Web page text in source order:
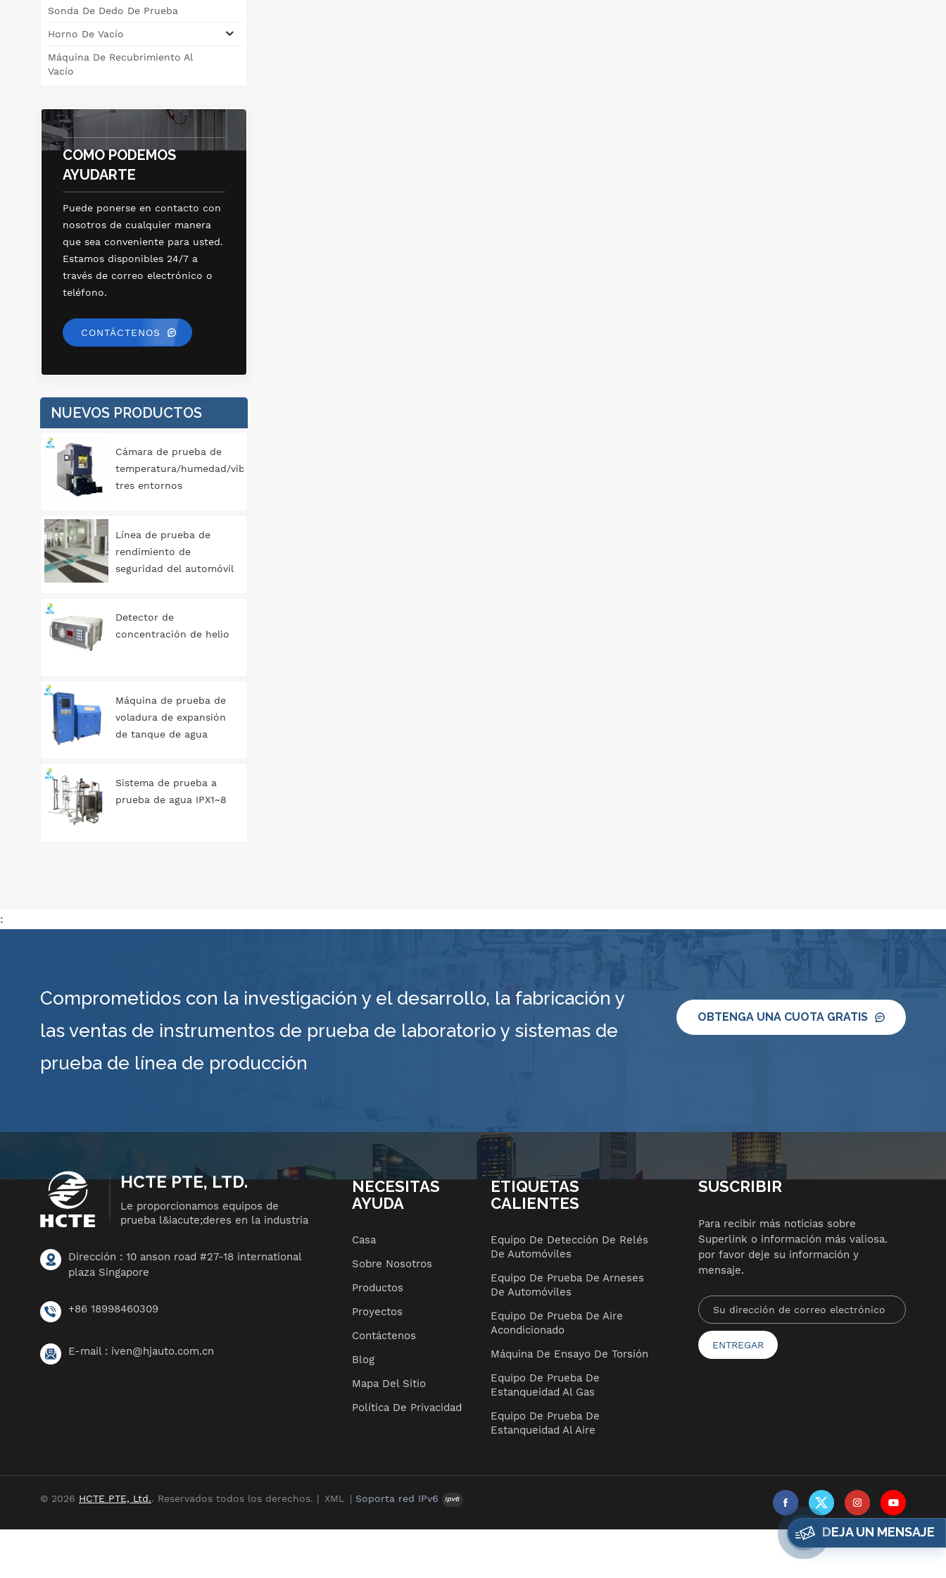
Sonda De Dedo De Prueba
Horno De Vacío
Máquina De Recubrimiento Al
Vacío
COMO PODEMOS
AYUDARTE
Puede ponerse en contacto con
nosotros de cualquier manera
que sea conveniente para usted.
Estamos disponibles 24/7 a
través de correo electrónico o
teléfono.
CONTÁCTENOS
NUEVOS PRODUCTOS
Cámara de prueba de
temperatura/humedad/vibración
tres entornos
Línea de prueba de
rendimiento de
seguridad del automóvil
Detector de
concentración de helio
Máquina de prueba de
voladura de expansión
de tanque de agua
Sistema de prueba a
prueba de agua IPX1~8
:
Comprometidos con la investigación y el desarrollo, la fabricación y
las ventas de instrumentos de prueba de laboratorio y sistemas de
prueba de línea de producción
OBTENGA UNA CUOTA GRATIS
HCTE PTE, LTD.
Le proporcionamos equipos de
prueba l&iacute;deres en la industria
Dirección : 10 anson road #27-18 international
plaza Singapore
+86 18998460309
E-mail : iven@hjauto.com.cn
SUSCRIBIR
Para recibir más noticias sobre
Superlink o información más valiosa.
por favor deje su información y
mensaje.
NECESITAS
AYUDA
Casa
Sobre Nosotros
Productos
Proyectos
Contáctenos
Blog
Mapa Del Sitio
Política De Privacidad
ETIQUETAS
CALIENTES
Equipo De Detección De Relés
De Automóviles
Equipo De Prueba De Arneses
De Automóviles
Equipo De Prueba De Aire
Acondicionado
Máquina De Ensayo De Torsión
Equipo De Prueba De
Estanqueidad Al Gas
Equipo De Prueba De
Estanqueidad Al Aire
© 2026 HCTE PTE, Ltd.. Reservados todos los derechos. | XML | Soporta red IPv6
DEJA UN MENSAJE